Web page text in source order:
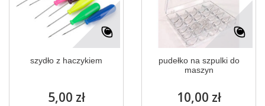
szydło z haczykiem
5,00 zł
pudełko na szpulki do
maszyn
10,00 zł